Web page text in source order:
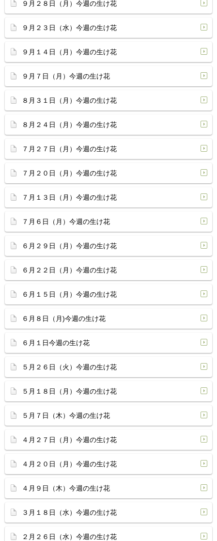
９月２８日（月）今週の生け花
９月２３日（水）今週の生け花
９月１４日（月）今週の生け花
９月７日（月）今週の生け花
８月３１日（月）今週の生け花
８月２４日（月）今週の生け花
７月２７日（月）今週の生け花
７月２０日（月）今週の生け花
７月１３日（月）今週の生け花
７月６日（月）今週の生け花
６月２９日（月）今週の生け花
６月２２日（月）今週の生け花
６月１５日（月）今週の生け花
６月８日（月)今週の生け花
６月１日今週の生け花
５月２６日（火）今週の生け花
５月１８日（月）今週の生け花
５月７日（木）今週の生け花
４月２７日（月）今週の生け花
４月２０日（月）今週の生け花
４月９日（木）今週の生け花
３月１８日（水）今週の生け花
２月２６日（水）今週の生け花